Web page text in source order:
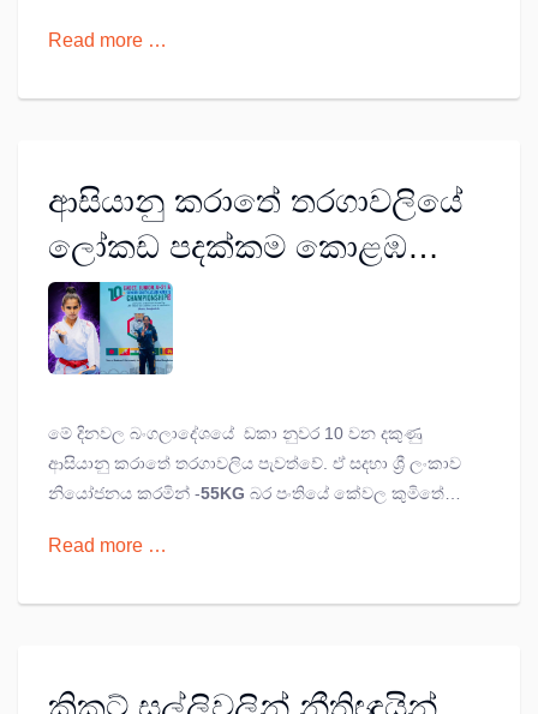
Read more …
ආසියානු කරාතේ තරගාවලියේ
ලෝකඩ පදක්කම කොළඹ
මේ දිනවල බංගලාදේශයේ ඩකා නුවර 10 වන දකුණු
ආසියානු ක‍රාතේ තරගාවලිය පැවත්වේ. ඒ සදහා ශ්‍රී ලංකාව
නියෝ­ජ­නය කරමින් -55KG බර පංතියේ කේවල කුමිතේ
ක්‍රීඩිකාව සමත්වූවා ය.
Read more …
ක්‍රිකට් සල්ලිවලින් නීතිඥයින්